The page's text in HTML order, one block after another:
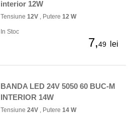
interior 12W
Tensiune 12V , Putere 12 W
In Stoc
7,49 lei
BANDA LED 24V 5050 60 BUC-M
INTERIOR 14W
Tensiune 24V , Putere 14 W